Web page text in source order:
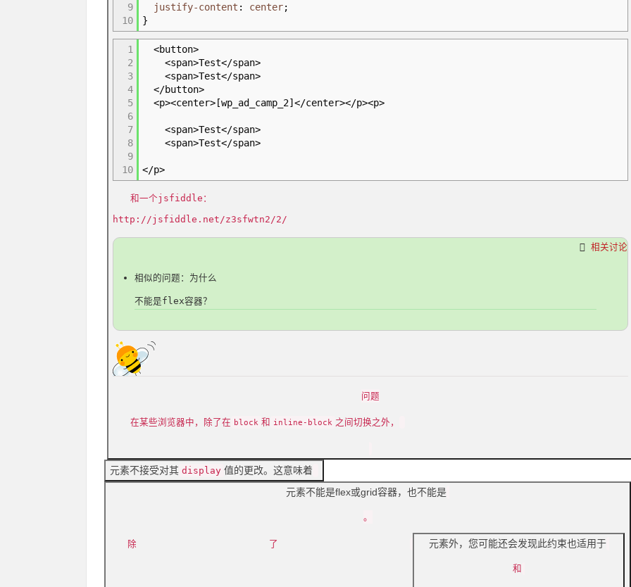
9
10
justify-content : center;
}
1
2
3
4
5
6
7
8
9
10
<button>
<span>Test</span>
<span>Test</span>
</button>
<p><center> [wp_ad_camp_2] </center></p><p>
<span>Test</span>
<span>Test</span>
</p>
和一个jsfiddle：
http://jsfiddle.net/z3sfwtn2/2/
相关讨论
相似的问题：为什么
不能是flex容器？
问题
在某些浏览器中，除了在 block 和 inline-block 之间切换之外，
元素不接受对其 display 值的更改。这意味着
元素不能是flex或grid容器，也不能是
。
除了 元素外，您可能还会发现此约束也适用于
和